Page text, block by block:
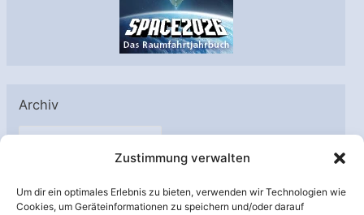
Zustimmung verwalten
Um dir ein optimales Erlebnis zu bieten, verwenden wir Technologien wie
Cookies, um Geräteinformationen zu speichern und/oder darauf
Archiv
A
h